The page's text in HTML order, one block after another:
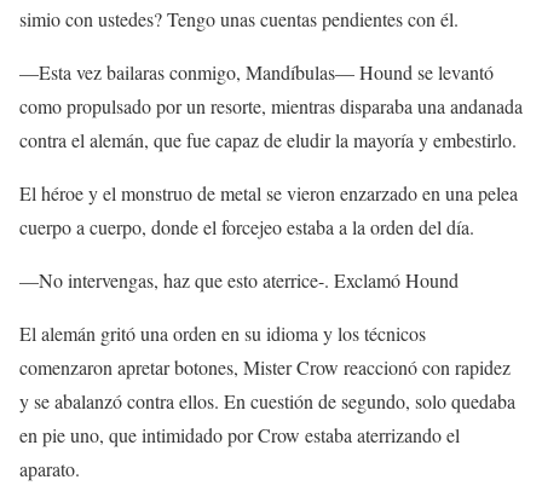
simio con ustedes? Tengo unas cuentas pendientes con él.
—Esta vez bailaras conmigo, Mandíbulas— Hound se levantó
como propulsado por un resorte, mientras disparaba una andanada
contra el alemán, que fue capaz de eludir la mayoría y embestirlo.
El héroe y el monstruo de metal se vieron enzarzado en una pelea
cuerpo a cuerpo, donde el forcejeo estaba a la orden del día.
—No intervengas, haz que esto aterrice-. Exclamó Hound
El alemán gritó una orden en su idioma y los técnicos
comenzaron apretar botones, Mister Crow reaccionó con rapidez
y se abalanzó contra ellos. En cuestión de segundo, solo quedaba
en pie uno, que intimidado por Crow estaba aterrizando el
aparato.